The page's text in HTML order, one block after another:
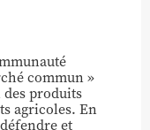
commun »
produits
agricoles. En
et